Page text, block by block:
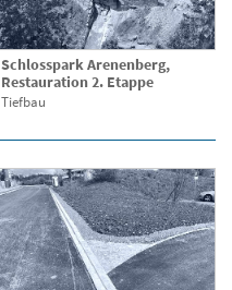
Schlosspark Arenenberg,
Restauration 2. Etappe
Tiefbau